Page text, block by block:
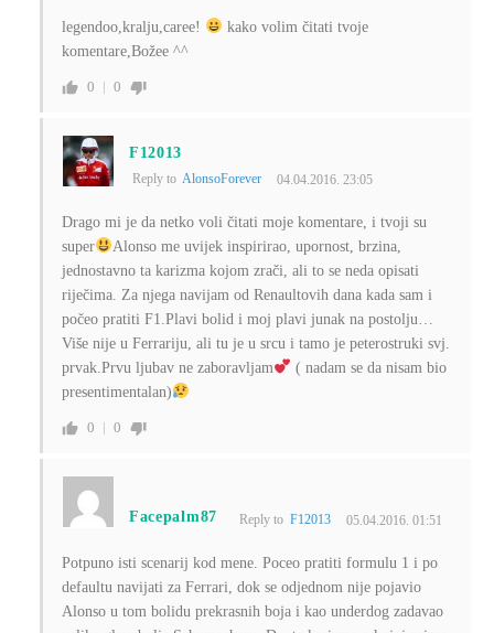
legendoo,kralju,caree!
kako volim čitati tvoje
komentare,Božee ^^
0 0
F12013
Reply to AlonsoForever 04.04.2016. 23:05
Drago mi je da netko voli čitati moje komentare, i tvoji su
super
Alonso me uvijek inspirirao, upornost, brzina,
jednostavno ta karizma kojom zrači, ali to se neda opisati
riječima. Za njega navijam od Renaultovih dana kada sam i
počeo pratiti F1.Plavi bolid i moj plavi junak na postolju…
Više nije u Ferrariju, ali tu je u srcu i tamo je peterostruki svj.
prvak.Prvu ljubav ne zaboravljam
( nadam se da nisam bio
presentimentalan)
0 0
Facepalm87 Reply to F12013 05.04.2016. 01:51
Potpuno isti scenarij kod mene. Poceo pratiti formulu 1 i po
defaultu navijati za Ferrari, dok se odjednom nije pojavio
Alonso u tom bolidu prekrasnih boja i kao underdog zadavao